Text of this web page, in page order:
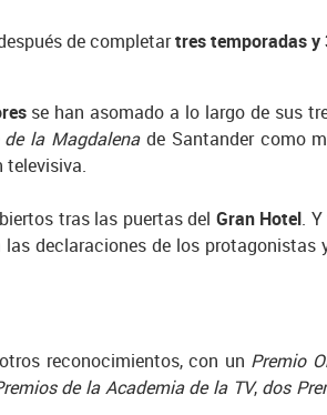
de completartres temporadas y
se han asomado a lo largo de sus
la Magdalenade Santander como
televisiva.
tras las puertas del Gran Hotel.
declaraciones de los protagonistas
reconocimientos, con un Premio
de la Academia de la TV, dos